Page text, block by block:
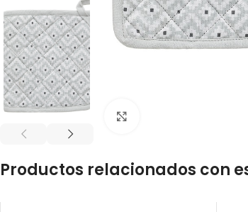
Productos relacionados con